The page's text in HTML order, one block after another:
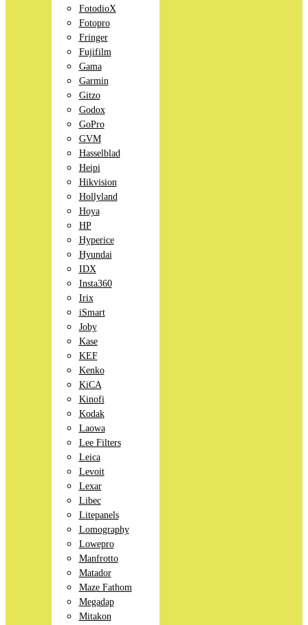
FotodioX
Fotopro
Fringer
Fujifilm
Gama
Garmin
Gitzo
Godox
GoPro
GVM
Hasselblad
Heipi
Hikvision
Hollyland
Hoya
HP
Hyperice
Hyundai
IDX
Insta360
Irix
iSmart
Joby
Kase
KEF
Kenko
KiCA
Kinofi
Kodak
Laowa
Lee Filters
Leica
Levoit
Lexar
Libec
Litepanels
Lomography
Lowepro
Manfrotto
Matador
Maze Fathom
Megadap
Mitakon